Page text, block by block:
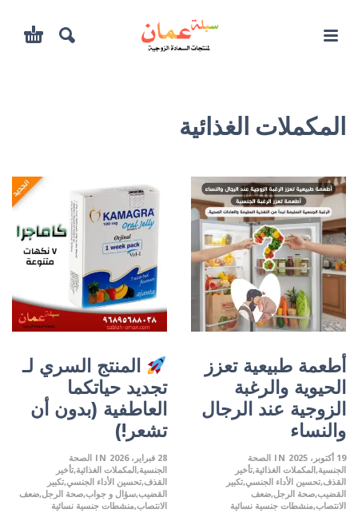
المكملات الغذائية
المنتج السري لـ
تجديد حياتكما
العاطفية (بدون أن
تشعر!)
28 فبراير، 2026 IN الصحة
الجنسية المكملات الغذائية تأخير
القذف تحسين الأداء الجنسي تكبير
القضيب سؤال و جواب صحة الرجل ضعف
الانتصاب منشطات جنسية نسائية
أطعمة طبيعية تعزز
الحيوية والرغبة
الزوجية عند الرجال
والنساء
19 أكتوبر، 2025 IN الصحة
الجنسية المكملات الغذائية تأخير
القذف تحسين الأداء الجنسي تكبير
القضيب صحة الرجل ضعف
الانتصاب منشطات جنسية نسائية